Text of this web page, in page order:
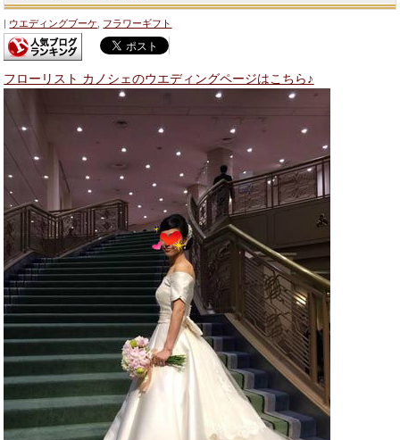
ウエディングブーケ フラワーギフト
フローリスト カノシェのウエディングページはこちら♪